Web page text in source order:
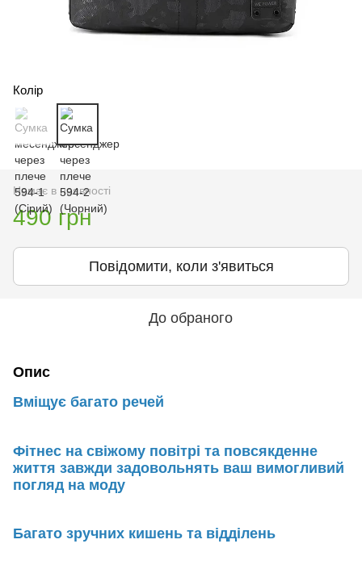
Колір
Немає в наявності
490 грн
Повідомити, коли з'явиться
До обраного
Опис
Вміщує багато речей
Фітнес на свіжому повітрі та повсякденне
життя завжди задовольнять ваш вимогливий
погляд на моду
Багато зручних кишень та відділень